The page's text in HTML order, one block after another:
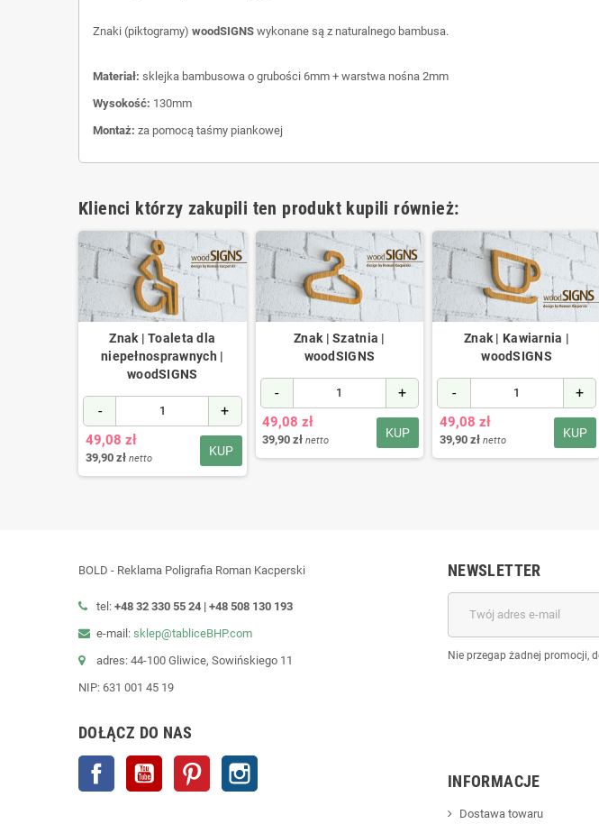
Znaki (piktogramy) woodSIGNS wykonane są z naturalnego bambusa.
Materiał: sklejka bambusowa o grubości 6mm + warstwa nośna 2mm
Wysokość: 130mm
Montaż: za pomocą taśmy piankowej
Klienci którzy zakupili ten produkt kupili również:
Znak | Toaleta dla
niepełnosprawnych |
woodSIGNS
- +
KUP
49,08 zł
39,90 zł netto
Znak | Szatnia |
woodSIGNS
- +
KUP
49,08 zł
39,90 zł netto
Znak | Kawiarnia |
woodSIGNS
- +
KUP
49,08 zł
39,90 zł netto
BOLD - Reklama Poligrafia Roman Kacperski
tel: +48 32 330 55 24 | +48 508 130 193
e-mail: sklep@tabliceBHP.com
adres: 44-100 Gliwice, Sowińskiego 11
NIP: 631 001 45 19
DOŁĄCZ DO NAS
Facebook YouTube Pinterest
NEWSLETTER
Nie przegap żadnej promocji,
INFORMACJE
Dostawa towaru